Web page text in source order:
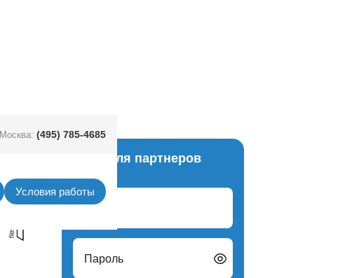
Москва: (495) 785-4685
Условия работы
Вход для партнеров
Логин
Пароль